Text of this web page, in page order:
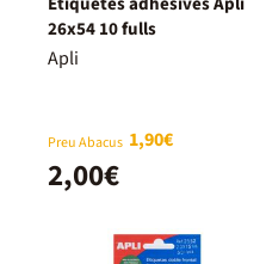
26x54 10 fulls
Apli
Preu Abacus 1,90€
2,00€